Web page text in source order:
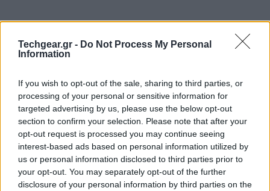
Techgear.gr - Do Not Process My Personal
Information
If you wish to opt-out of the sale, sharing to third parties, or
processing of your personal or sensitive information for
targeted advertising by us, please use the below opt-out
section to confirm your selection. Please note that after your
opt-out request is processed you may continue seeing
interest-based ads based on personal information utilized by
us or personal information disclosed to third parties prior to
your opt-out. You may separately opt-out of the further
disclosure of your personal information by third parties on the
Η λειτουργία Hangouts που από την πρώτη στιγμή
ξεχώρισε στοGoogle+αναβαθμίστηκε με την
προσθήκη νέων χαρακτηριστικών διαθέσιμων πλέον
για όλους τους χρήστες του κοινωνικού δικτύου.